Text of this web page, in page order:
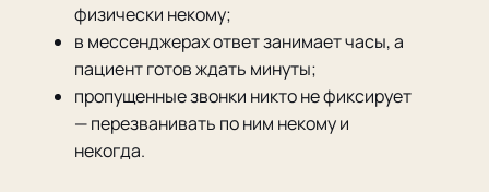
физически некому;
в мессенджерах ответ занимает часы, а
пациент готов ждать минуты;
пропущенные звонки никто не фиксирует
— перезванивать по ним некому и
некогда.